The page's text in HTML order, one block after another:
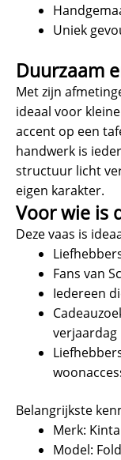
Uniek
Duurzaam
Met zijn
ideaal voor
accent op een
handwerk is
structuur licht
eigen karakter.
Voor wie is
Deze vaas is
Fans van
Iedereen
verjaardag
Belangrijkste
Merk: Kinta
Model: